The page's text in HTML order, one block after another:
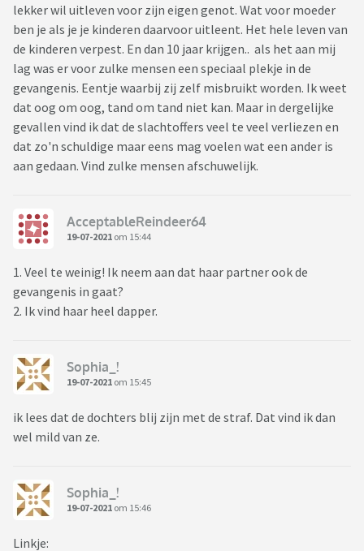
lekker wil uitleven voor zijn eigen genot. Wat voor moeder
ben je als je je kinderen daarvoor uitleent. Het hele leven van
de kinderen verpest. En dan 10 jaar krijgen.. als het aan mij
lag was er voor zulke mensen een speciaal plekje in de
gevangenis. Eentje waarbij zij zelf misbruikt worden. Ik weet
dat oog om oog, tand om tand niet kan. Maar in dergelijke
gevallen vind ik dat de slachtoffers veel te veel verliezen en
dat zo'n schuldige maar eens mag voelen wat een ander is
aan gedaan. Vind zulke mensen afschuwelijk.
AcceptableReindeer64
19-07-2021 om 15:44
1. Veel te weinig! Ik neem aan dat haar partner ook de
gevangenis in gaat?
2. Ik vind haar heel dapper.
Sophia_!
19-07-2021 om 15:45
ik lees dat de dochters blij zijn met de straf. Dat vind ik dan
wel mild van ze.
Sophia_!
19-07-2021 om 15:46
Linkje: